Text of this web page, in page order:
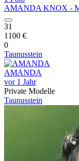
AMANDA KNOX -
31
1100 €
0
Taunusstein
AMANDA
vor 1 Jahr
Private Modelle
Taunusstein